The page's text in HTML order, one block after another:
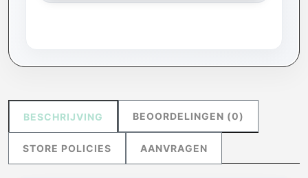
BESCHRIJVING BEOORDELINGEN (0)
STORE POLICIES AANVRAGEN